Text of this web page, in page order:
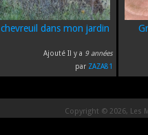
chevreuil dans mon jardin
Ajouté Il y a 9 années
par ZAZA81
Copyright © 2026, Les